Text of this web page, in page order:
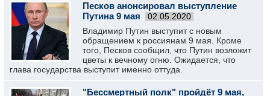
Песков анонсировал выступление
Путина 9 мая
02.05.2020
Владимир Путин выступит с новым
обращением к россиянам 9 мая. Кроме
того, Песков сообщил, что Путин возложит
цветы к вечному огню. Ожидается, что
глава государства выступит именно оттуда.
"Бессмертный полк" пройдёт 9 мая,